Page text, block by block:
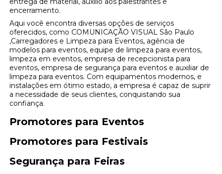
encerramento.
Aqui você encontra diversas opções de serviços
oferecidos, como COMUNICAÇÃO VISUAL São Paulo
,Carregadores e Limpeza para Eventos, agência de
modelos para eventos, equipe de limpeza para eventos,
limpeza em eventos, empresa de recepcionista para
eventos, empresa de segurança para eventos e auxiliar de
limpeza para eventos. Com equipamentos modernos, e
instalações em ótimo estado, a empresa é capaz de suprir
a necessidade de seus clientes, conquistando sua
confiança.
Promotores para Eventos
Promotores para Festivais
Segurança para Feiras